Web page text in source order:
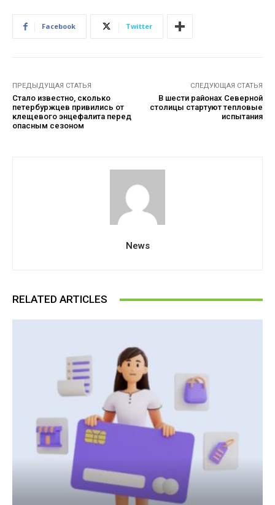
Facebook Twitter
ПРЕДЫДУЩАЯ СТАТЬЯ
Стало известно, сколько
петербуржцев привились от
клещевого энцефалита перед
опасным сезоном
СЛЕДУЮЩАЯ СТАТЬЯ
В шести районах Северной
столицы стартуют тепловые
испытания
News
RELATED ARTICLES